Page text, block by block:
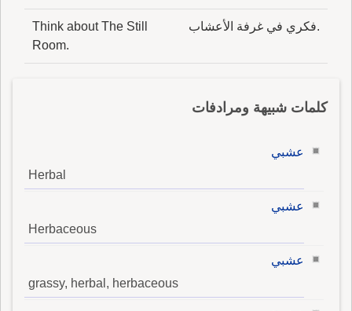
.فكري في غرفة الأعشاب
Think about The Still
Room.
كلمات شبيهة ومرادفات
عشبي
Herbal
عشبي
Herbaceous
عشبي
grassy, herbal, herbaceous